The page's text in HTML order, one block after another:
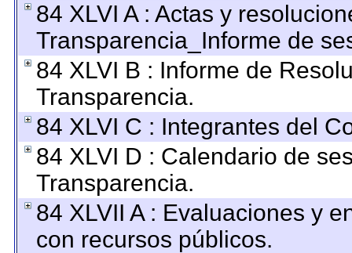
84 XLVI A : Actas y
Transparencia_Informe de
84 XLVI B : Informe de
Transparencia.
84 XLVI C : Integrantes del
84 XLVI D : Calendario de
Transparencia.
84 XLVII A : Evaluaciones y
con recursos públicos.